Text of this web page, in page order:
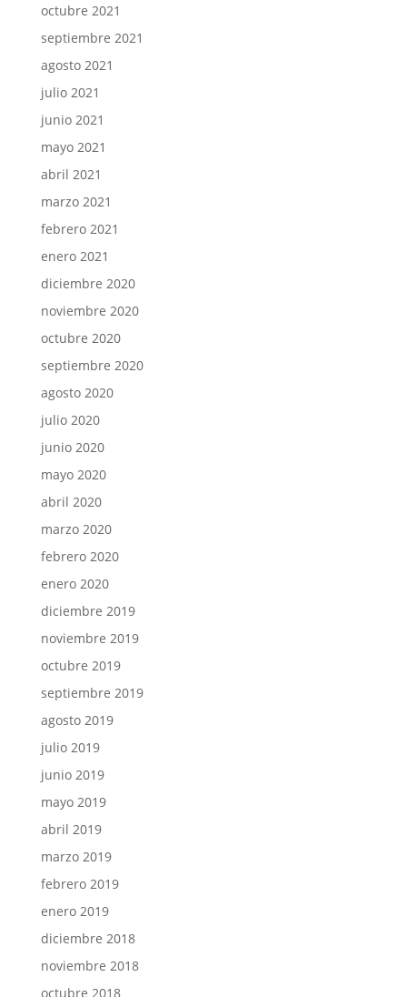
octubre 2021
septiembre 2021
agosto 2021
julio 2021
junio 2021
mayo 2021
abril 2021
marzo 2021
febrero 2021
enero 2021
diciembre 2020
noviembre 2020
octubre 2020
septiembre 2020
agosto 2020
julio 2020
junio 2020
mayo 2020
abril 2020
marzo 2020
febrero 2020
enero 2020
diciembre 2019
noviembre 2019
octubre 2019
septiembre 2019
agosto 2019
julio 2019
junio 2019
mayo 2019
abril 2019
marzo 2019
febrero 2019
enero 2019
diciembre 2018
noviembre 2018
octubre 2018